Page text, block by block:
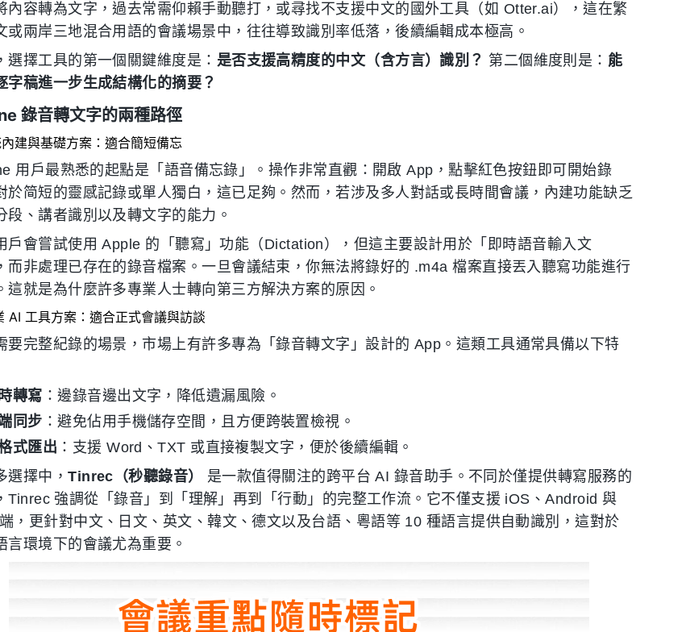
內容轉為文字，過去常需仰賴手動聽打，或尋找不支援中文的國外工具（如 Otter.ai），這在繁
或兩岸三地混合用語的會議場景中，往往導致識別率低落，後續編輯成本極高。
選擇工具的第一個關鍵維度是： 是否支援高精度的中文（含方言）識別？ 第二個維度則是： 能
字稿進一步生成結構化的摘要？
錄音轉文字的兩種路徑
內建與基礎方案：適合簡短備忘
用戶最熟悉的起點是「語音備忘錄」。操作非常直觀：開啟 App，點擊紅色按鈕即可開始錄
於简短的靈感記錄或單人獨白，這已足夠。然而，若涉及多人對話或長時間會議，內建功能缺乏
段、講者識別以及轉文字的能力。
戶會嘗試使用 Apple 的「聽寫」功能（Dictation），但這主要設計用於「即時語音輸入文
而非處理已存在的錄音檔案。一旦會議結束，你無法將錄好的 .m4a 檔案直接丟入聽寫功能進行
這就是為什麼許多專業人士轉向第三方解決方案的原因。
AI 工具方案：適合正式會議與訪談
要完整紀錄的場景，市場上有許多專為「錄音轉文字」設計的 App。這類工具通常具備以下特
轉寫 ：邊錄音邊出文字，降低遺漏風險。
同步 ：避免佔用手機儲存空間，且方便跨裝置檢視。
式匯出 ：支援 Word、TXT 或直接複製文字，便於後續編輯。
選擇中，Tinrec（秒聽錄音）
是一款值得關注的跨平台 AI 錄音助手。不同於僅提供轉寫服務的
Tinrec 強調從「錄音」到「理解」再到「行動」的完整工作流。它不僅支援 iOS、Android 與
，更針對中文、日文、英文、韓文、德文以及台語、粵語等 10 種語言提供自動識別，這對於
言環境下的會議尤為重要。